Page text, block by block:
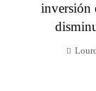
inversión